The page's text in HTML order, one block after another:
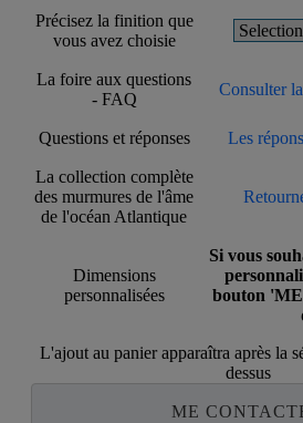
Précisez la finition que
vous avez choisie
La foire aux questions
- FAQ
Consulter
Questions et réponses Les
La collection complète
des murmures de l'âme
de l'océan Atlantique
Dimensions
personnalisées
Si vous
bouton
L'ajout au panier apparaîtra après la
dessus
ME